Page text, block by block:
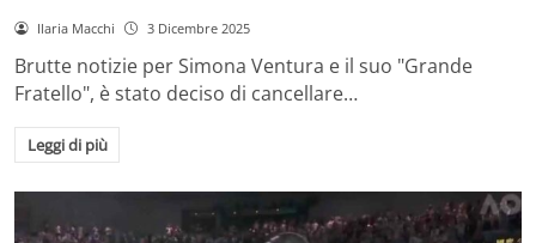
Ilaria Macchi 3 Dicembre 2025
Brutte notizie per Simona Ventura e il suo "Grande
Fratello", è stato deciso di cancellare…
Leggi di più